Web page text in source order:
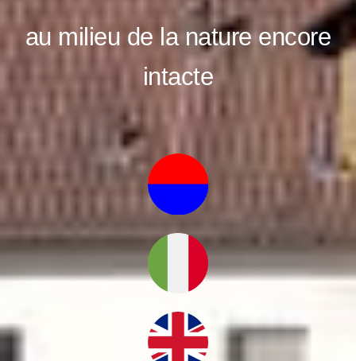
au milieu de la nature encore
intacte